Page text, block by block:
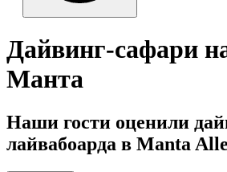
Дайвинг-сафари
Манта
Наши гости оценили
лайвабоарда в Manta